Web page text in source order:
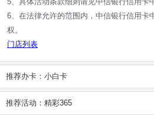
6、在法律允许的范围内，中信银行信用卡
权。
门店列表
推荐办卡：小白卡
推荐活动：精彩365